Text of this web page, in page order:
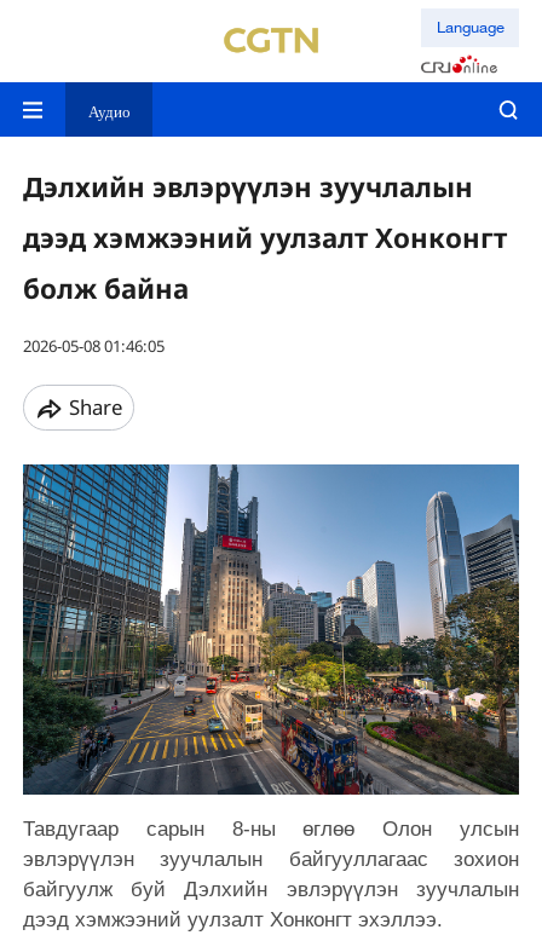
Language
Аудио
Дэлхийн эвлэрүүлэн зуучлалын
дээд хэмжээний уулзалт Хонконгт
болж байна
2026-05-08 01:46:05
Share
Тавдугаар сарын 8-ны өглөө Олон улсын
эвлэрүүлэн зуучлалын байгууллагаас зохион
байгуулж буй Дэлхийн эвлэрүүлэн зуучлалын
дээд хэмжээний уулзалт Хонконгт эхэллээ.